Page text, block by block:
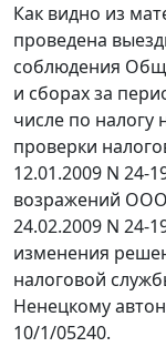
Как видно из
проведена
соблюдения
и сборах за
числе по налогу
проверки
12.01.2009 N 24-
возражений
24.02.2009 N 24-
изменения
налоговой
Ненецкому
10/1/05240.